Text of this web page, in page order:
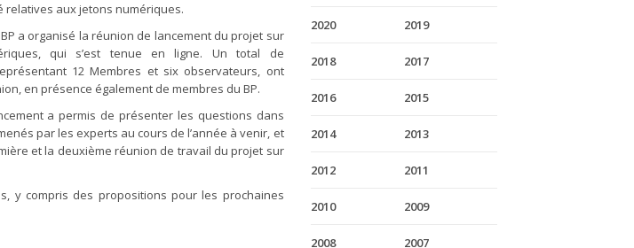
relatives aux jetons numériques.
BP a organisé la réunion de lancement du projet sur
qui s’est tenue en ligne. Un total de
12 Membres et six observateurs, ont
en présence également de membres du BP.
a permis de présenter les questions dans
par les experts au cours de l’année à venir, et
et la deuxième réunion de travail du projet sur
y compris des propositions pour les prochaines
2020 2019
2018 2017
2016 2015
2014 2013
2012 2011
2010 2009
2008 2007